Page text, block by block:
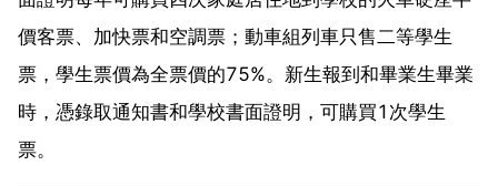
價客票、加快票和空調票；動車組列車只售二等學生
票，學生票價為全票價的75%。新生報到和畢業生畢業
時，憑錄取通知書和學校書面證明，可購買1次學生
票。